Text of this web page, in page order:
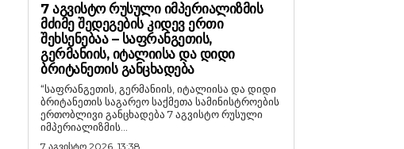
7 ᲐᲒᲕᲘᲡᲢᲝ ᲠᲣᲡᲣᲚᲘ ᲘᲛᲞᲔᲠᲘᲐᲚᲘᲖᲛᲘᲡ
ᲛᲫᲘᲛᲔ ᲨᲔᲓᲔᲒᲔᲑᲘᲡ ᲙᲘᲓᲔᲕ ᲔᲠᲗᲘ
ᲨᲔᲮᲡᲔᲜᲔᲑᲐᲐ – ᲡᲐᲤᲠᲐᲜᲒᲔᲗᲘᲡ,
ᲒᲔᲠᲛᲐᲜᲘᲘᲡ, ᲘᲢᲐᲚᲘᲘᲡᲐ ᲓᲐ ᲓᲘᲓᲘ
ᲑᲠᲘᲢᲐᲜᲔᲗᲘᲡ ᲒᲐᲜᲪᲮᲐᲓᲔᲑᲐ
“საფრანგეთის, გერმანიის, იტალიისა და დიდი
ბრიტანეთის საგარეო საქმეთა სამინისტროების
ერთობლივი განცხადება 7 აგვისტო რუსული
იმპერიალიზმის...
7 აგვისტო 2026, 13:38